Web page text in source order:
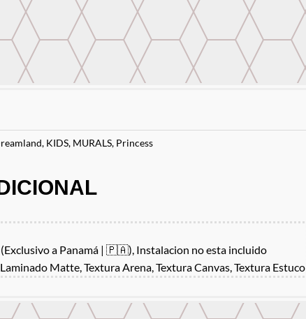
, KIDS, MURALS, Princess
a Panamá | 🇵🇦), Instalacion no esta incluido
Matte, Textura Arena, Textura Canvas, Textura Estuco